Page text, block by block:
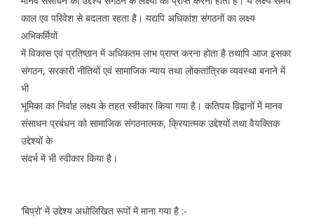
काल एव परिवेश से बदलता रहता है। यद्यपि अधिकांश संगठनों का लक्ष्य
अभिकर्मियों
में विकास एवं प्रतिष्ठान में अधिकतम लाभ प्राप्त करना होता है तथापि आज इसका
संगठन, सरकारी नीतियों एवं सामाजिक न्याय तथा लोकतांत्रिक व्यवस्था बनाने में
भी
भूमिका का निर्वाह लक्ष्य के तहत स्वीकार किया गया है। कतिपय व़िद्वानों में मानव
संसाधन प्रबंधन को सामाजिक संगठनात्मक, क्रियात्मक उद्देश्यों तथा वैयक्तिक
उद्देश्यों के
संदर्भ में भी स्वीकार किया है।
‘बिप्रो’ में उद्देश्य अधोलिखित रूपों में माना गया है :-